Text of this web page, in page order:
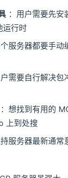
：用户需要先安
运行时
个服务器都要手动
需要自行解决包
：想找到有用的
上到处搜
服务器最新通常